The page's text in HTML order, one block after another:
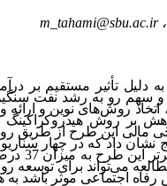
m_tahami@sbu.ac.ir
دلیل تأثیر مستقیم بر
سهم رو به رشد نفت سنگین
روش‌های نوین و ارائه و
بر روش هیدروکراکینگ
این طرح از طریق
انجام شده است. نتایج نشان داد که در
طرح به میزان 37 درصد می‌باشد و
شده در این مطالعه می‌تواند برای
اجتماعی موثر باشد به